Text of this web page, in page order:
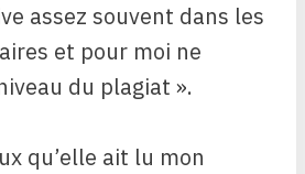
assez souvent dans les
et pour moi ne
du plagiat ».
qu’elle ait lu mon